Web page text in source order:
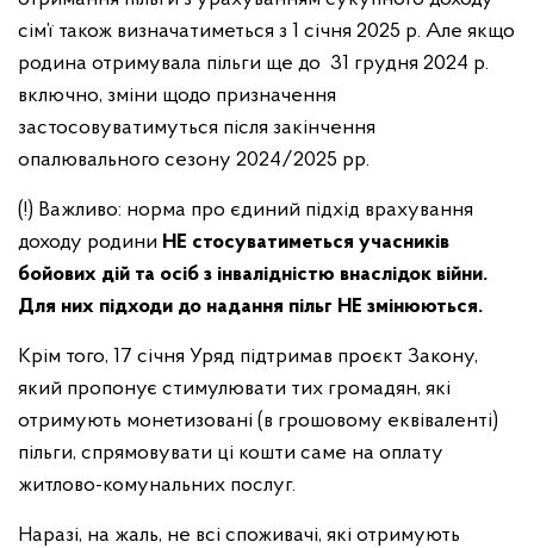
сім’ї також визначатиметься з 1 січня 2025 р. Але якщо
родина отримувала пільги ще до 31 грудня 2024 р.
включно, зміни щодо призначення
застосовуватимуться після закінчення
опалювального сезону 2024/2025 рр.
(!) Важливо: норма про єдиний підхід врахування
доходу родини НЕ стосуватиметься учасників
бойових дій та осіб з інвалідністю внаслідок війни.
Для них підходи до надання пільг НЕ змінюються.
Крім того, 17 січня Уряд підтримав проєкт Закону,
який пропонує стимулювати тих громадян, які
отримують монетизовані (в грошовому еквіваленті)
пільги, спрямовувати ці кошти саме на оплату
житлово-комунальних послуг.
Наразі, на жаль, не всі споживачі, які отримують